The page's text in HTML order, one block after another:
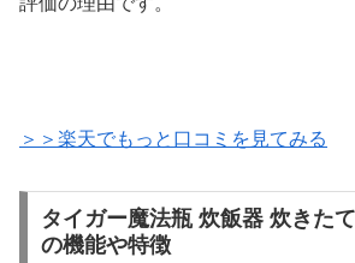
＞＞楽天でもっと口コミを見てみる
タイガー魔法瓶 炊飯器 炊きた
の機能や特徴